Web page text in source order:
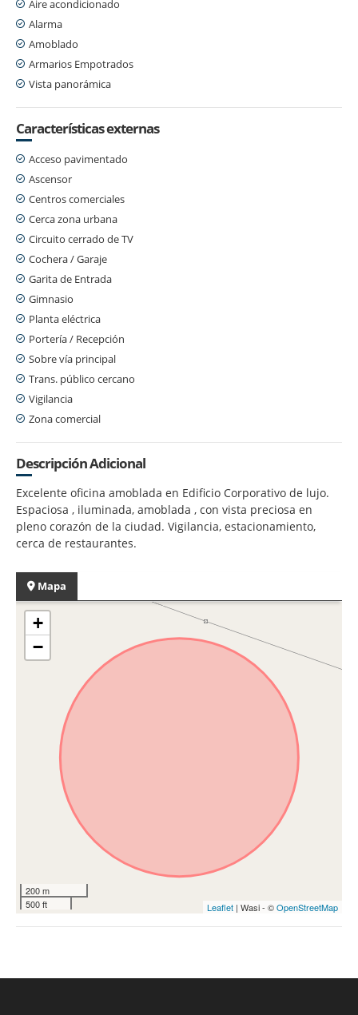
Aire acondicionado
Alarma
Amoblado
Armarios Empotrados
Vista panorámica
Características externas
Acceso pavimentado
Ascensor
Centros comerciales
Cerca zona urbana
Circuito cerrado de TV
Cochera / Garaje
Garita de Entrada
Gimnasio
Planta eléctrica
Portería / Recepción
Sobre vía principal
Trans. público cercano
Vigilancia
Zona comercial
Descripción Adicional
Excelente oficina amoblada en Edificio Corporativo de lujo.
Espaciosa , iluminada, amoblada , con vista preciosa en
pleno corazón de la ciudad. Vigilancia, estacionamiento,
cerca de restaurantes.
Mapa
+
−
200 m
500 ft
Leaflet | Wasi - ©OpenStreetMap